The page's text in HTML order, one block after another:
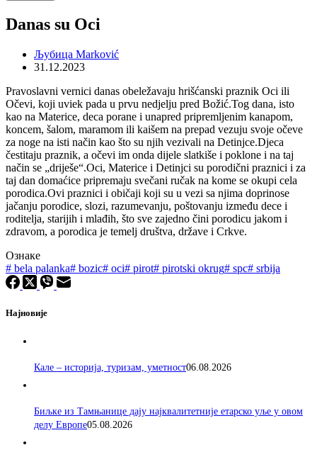
Danas su Oci
Љубица Marković
31.12.2023
Pravoslavni vernici danas obeležavaju hrišćanski praznik Oci ili
Očevi, koji uviek pada u prvu nedjelju pred Božić.Tog dana, isto
kao na Materice, deca porane i unapred pripremljenim kanapom,
koncem, šalom, maramom ili kaišem na prepad vezuju svoje očeve
za noge na isti način kao što su njih vezivali na Detinjce.Djeca
čestitaju praznik, a očevi im onda dijele slatkiše i poklone i na taj
način se „driješe“.Oci, Materice i Detinjci su porodični praznici i za
taj dan domaćice pripremaju svečani ručak na kome se okupi cela
porodica.Ovi praznici i običaji koji su u vezi sa njima doprinose
jačanju porodice, slozi, razumevanju, poštovanju između dece i
roditelja, starijih i mlađih, što sve zajedno čini porodicu jakom i
zdravom, a porodica je temelj društva, države i Crkve.
Ознаке
# bela palanka# bozic# oci# pirot# pirotski okrug# spc# srbija
Најновије
Кале – историја, туризам, уметност06.08.2026
Биљке из Тамњанице дају најквалитетније етарско уље у овом
делу Европе05.08.2026